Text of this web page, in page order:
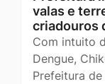
valas e
criadouros
Com intuito
Dengue,
Prefeitura